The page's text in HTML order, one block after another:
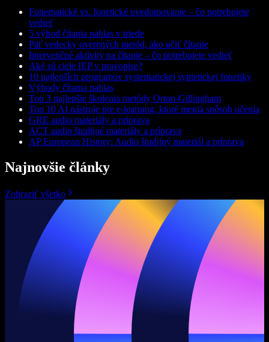
Fonematické vs. fonetické uvedomovanie – čo potrebujete
vedieť
5 výhod čítania nahlas v triede
Päť vedecky overených metód, ako učiť čítanie
Intervenčné aktivity na čítanie – čo potrebujete vedieť
Aké sú ciele IEP v pravopise?
10 najlepších programov systematickej syntetickej fonetiky
Výhody čítania nahlas
Top 3 najlepšie školenia metódy Orton-Gillingham
Top 10 AI nástroje pre e‑learning, ktoré menia spôsob učenia
GRE audio materiály a príprava
ACT audio študijné materiály a príprava
AP European History: Audio študijný materiál a príprava
Najnovšie články
Zobraziť všetko